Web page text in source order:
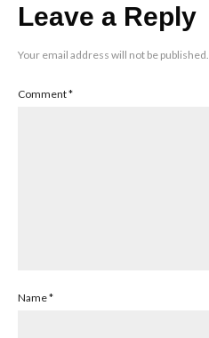
Leave a Reply
Your email address will not be published.
Comment*
Name*